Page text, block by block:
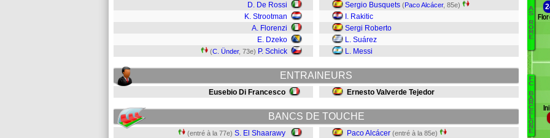
D. De Rossi
K. Strootman
A. Florenzi
E. Dzeko
(C. Ünder, 73e) P. Schick
Sergio Busquets (Paco Alcácer, 85e)
I. Rakitic
Sergi Roberto
L. Suárez
L. Messi
ENTRAINEURS
Eusebio Di Francesco Ernesto Valverde Tejedor
BANCS DE TOUCHE
(entré à la 77e) S. El Shaarawy
Paco Alcácer (entré à la 85e)
A
S
R
O
M
E
F
C
B
A
R
C
E
L
O
N
E